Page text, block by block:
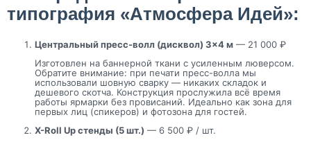
типография «Атмосфера Идей»:
Центральный пресс-волл (дисквол) 3×4 м — 21 000 ₽
Изготовлен на баннерной ткани с усиленным люверсом.
Обратите внимание: при печати пресс-волла мы
использовали шовную сварку — никаких складок и
дешевого скотча. Конструкция прослужила всё время
работы ярмарки без провисаний. Идеально как зона для
первых лиц (спикеров) и фотозона для гостей.
X-Roll Up стенды (5 шт.) — 6 500 ₽ / шт.